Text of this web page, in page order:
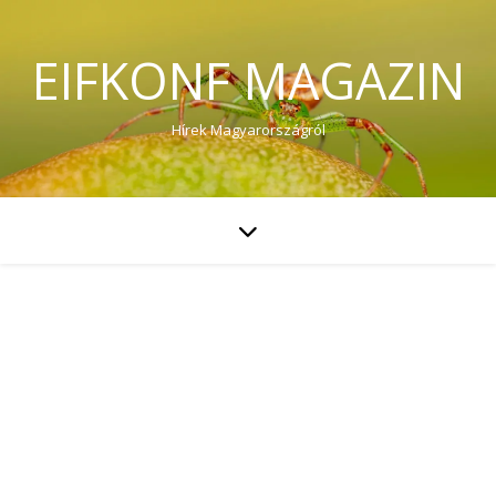
EIFKONF MAGAZIN
Hírek Magyarországról